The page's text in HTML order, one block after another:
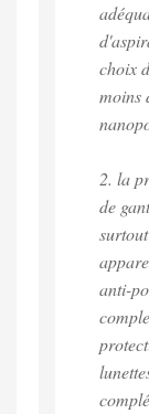
choix
moins
2. la
de
anti-